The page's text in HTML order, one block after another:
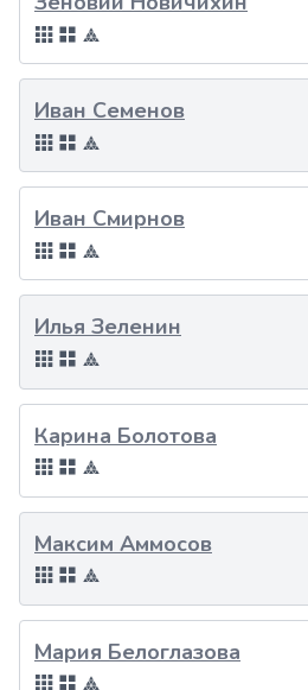
Иван Семенов
Иван Смирнов
Илья Зеленин
Карина Болотова
Максим Аммосов
Мария Белоглазова